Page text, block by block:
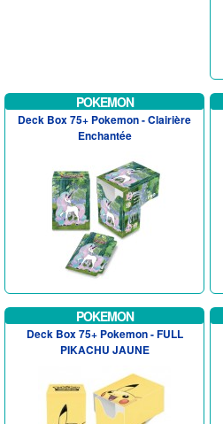
POKEMON
Deck Box 75+ Pokemon - Clairière
Enchantée
POKEMON
Deck Box 75+ Pokemon - FULL
PIKACHU JAUNE